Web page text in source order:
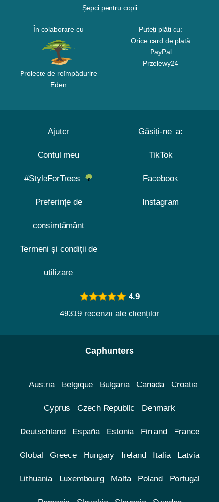
Șepci pentru copii
În colaborare cu
Proiecte de reîmpădurire
Eden
Puteți plăti cu:
Orice card de plată
PayPal
Przelewy24
Ajutor
Contul meu
#StyleForTrees
Preferințe de
consimțământ
Termeni și condiții de
utilizare
Găsiți-ne la:
TikTok
Facebook
Instagram
4.9
49319 recenzii ale clienților
Caphunters
Austria Belgique Bulgaria Canada Croatia
Cyprus Czech Republic Denmark
Deutschland España Estonia Finland France
Global Greece Hungary Ireland Italia Latvia
Lithuania Luxembourg Malta Poland Portugal